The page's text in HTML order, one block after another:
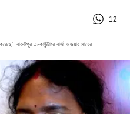
12
বারুইপুর এনকাউন্টারে বার্তা অভয়ার মায়ের